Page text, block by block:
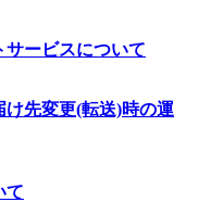
サービスについて
け先変更(転送)時の運
て